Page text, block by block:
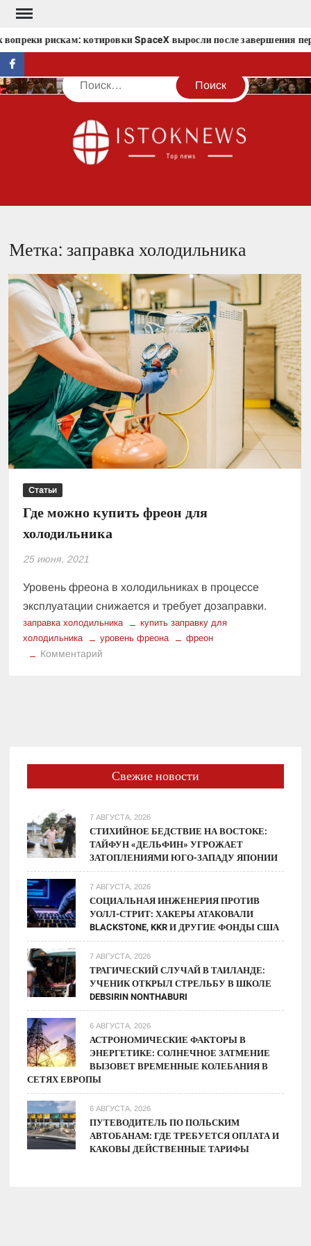
Перейти
содержимомурискам: котировки SpaceX выросли после завершения
facebook
Поиск
Метка:заправка холодильника
Статьи
Где можно купить фреон для
холодильника
25 июня, 2021
Уровень фреона в холодильниках в процессе
эксплуатации снижается и требует дозаправки.
заправка холодильника
купить заправку для
холодильника
уровень фреона фреон
Комментарий
Свежие новости
7 АВГУСТА, 2026
СТИХИЙНОЕ БЕДСТВИЕ НА ВОСТОКЕ:
ТАЙФУН «ДЕЛЬФИН» УГРОЖАЕТ
ЗАТОПЛЕНИЯМИ ЮГО-ЗАПАДУ ЯПОНИИ
7 АВГУСТА, 2026
СОЦИАЛЬНАЯ ИНЖЕНЕРИЯ ПРОТИВ
УОЛЛ-СТРИТ: ХАКЕРЫ АТАКОВАЛИ
BLACKSTONE, KKR И ДРУГИЕ ФОНДЫ США
7 АВГУСТА, 2026
ТРАГИЧЕСКИЙ СЛУЧАЙ В ТАИЛАНДЕ:
УЧЕНИК ОТКРЫЛ СТРЕЛЬБУ В ШКОЛЕ
DEBSIRIN NONTHABURI
6 АВГУСТА, 2026
АСТРОНОМИЧЕСКИЕ ФАКТОРЫ В
ЭНЕРГЕТИКЕ: СОЛНЕЧНОЕ ЗАТМЕНИЕ
ВЫЗОВЕТ ВРЕМЕННЫЕ КОЛЕБАНИЯ В
СЕТЯХ ЕВРОПЫ
6 АВГУСТА, 2026
ПУТЕВОДИТЕЛЬ ПО ПОЛЬСКИМ
АВТОБАНАМ: ГДЕ ТРЕБУЕТСЯ ОПЛАТА И
КАКОВЫ ДЕЙСТВЕННЫЕ ТАРИФЫ